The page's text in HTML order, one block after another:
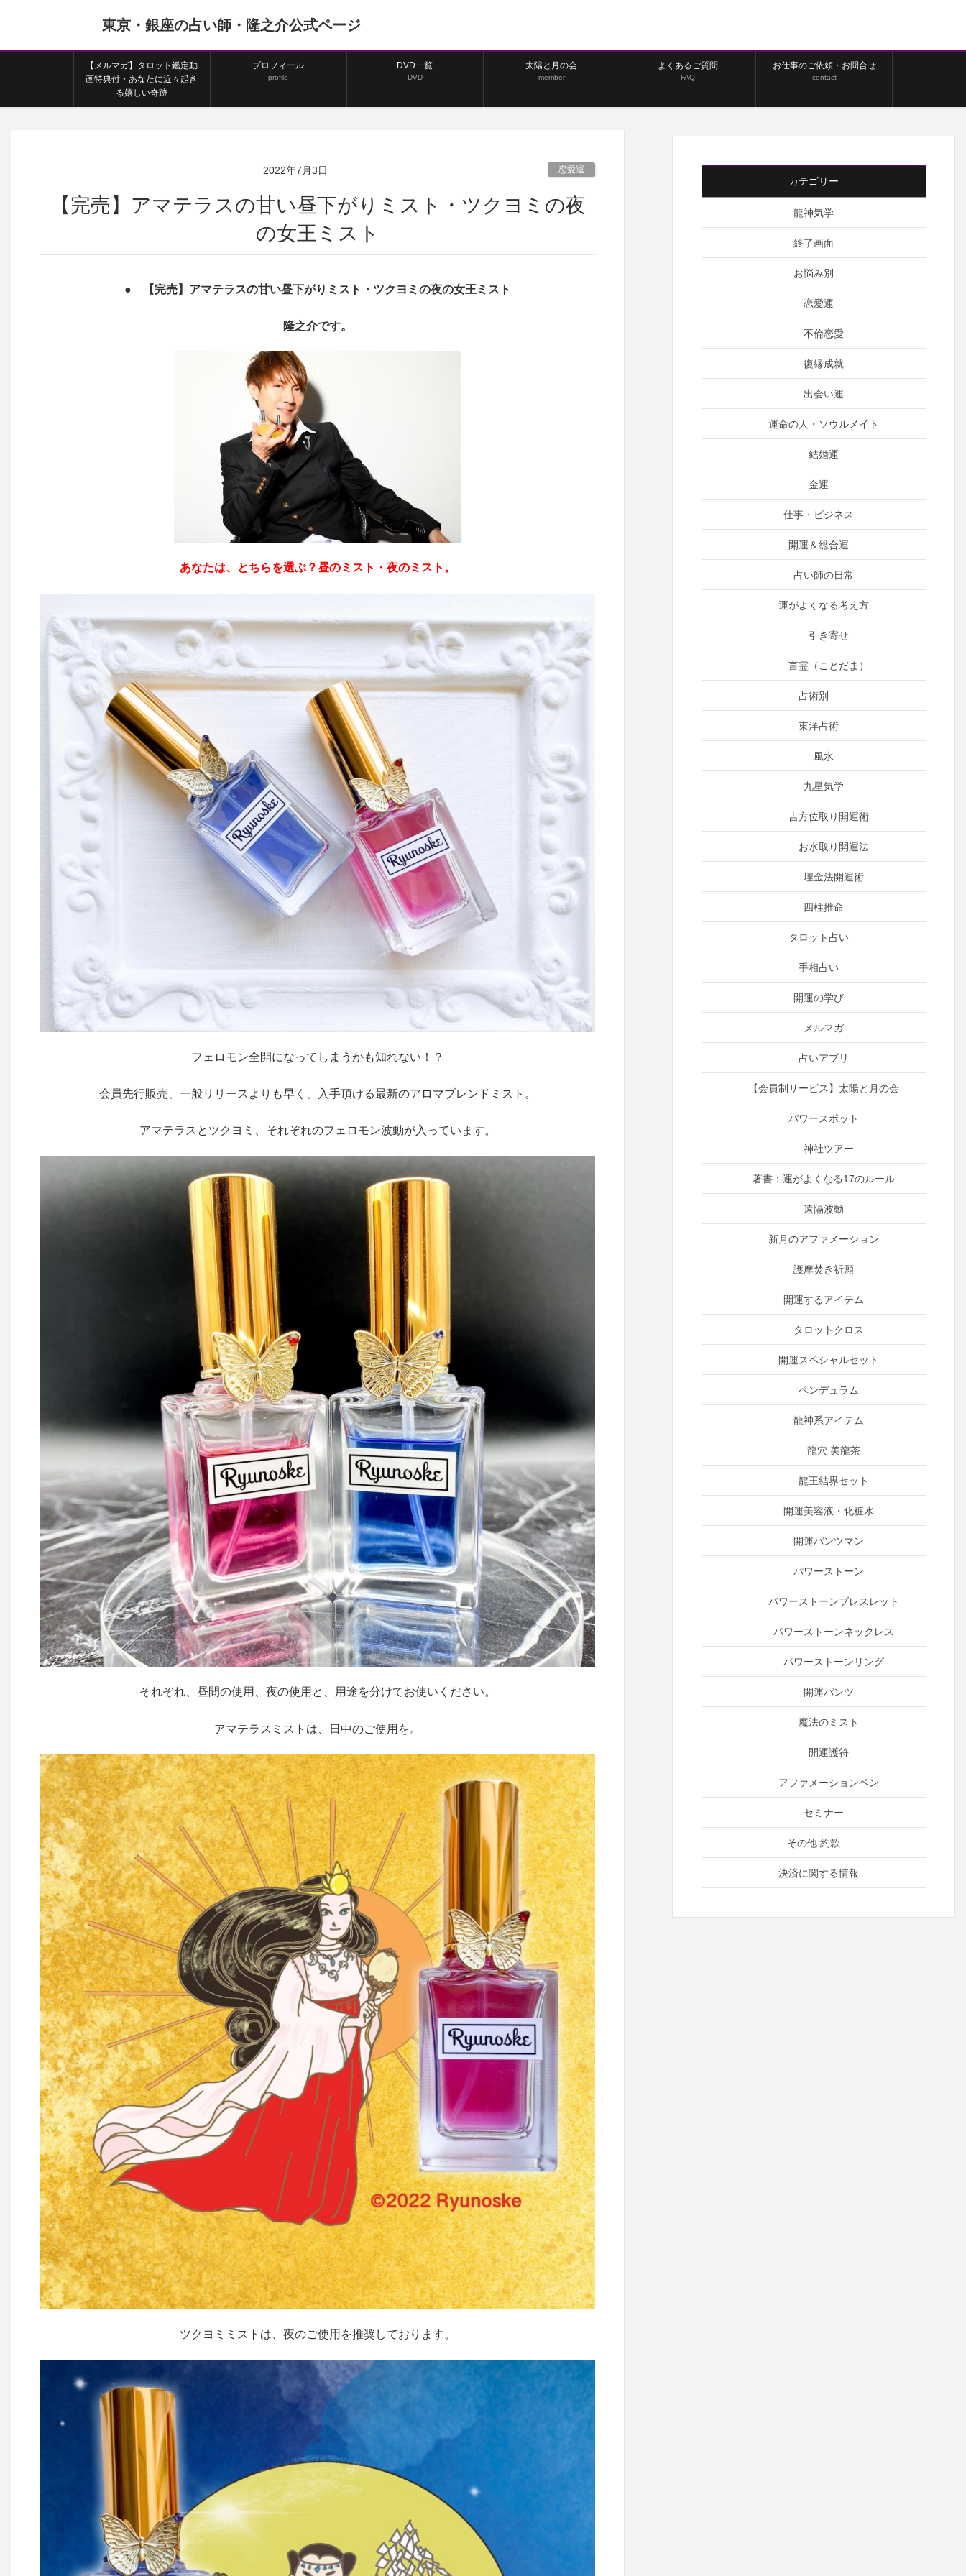
東京・銀座の占い師・隆之介公式ページ
【メルマガ】タロット鑑定動
画特典付・あなたに近々起き
る嬉しい奇跡
プロフィール
profile
DVD一覧
DVD
太陽と月の会
member
よくあるご質問
FAQ
お仕事のご依頼・お問合せ
contact
2022年7月3日 恋愛運
【完売】アマテラスの甘い昼下がりミスト・ツクヨミの夜
の女王ミスト
● 【完売】アマテラスの甘い昼下がりミスト・ツクヨミの夜の女王ミスト
隆之介です。
あなたは、とちらを選ぶ？昼のミスト・夜のミスト。
フェロモン全開になってしまうかも知れない！？
会員先行販売、一般リリースよりも早く、入手頂ける最新のアロマブレンドミスト。
アマテラスとツクヨミ、それぞれのフェロモン波動が入っています。
それぞれ、昼間の使用、夜の使用と、用途を分けてお使いください。
アマテラスミストは、日中のご使用を。
ツクヨミミストは、夜のご使用を推奨しております。
カテゴリー
龍神気学
終了画面
お悩み別
恋愛運
不倫恋愛
復縁成就
出会い運
運命の人・ソウルメイト
結婚運
金運
仕事・ビジネス
開運＆総合運
占い師の日常
運がよくなる考え方
引き寄せ
言霊（ことだま）
占術別
東洋占術
風水
九星気学
吉方位取り開運術
お水取り開運法
埋金法開運術
四柱推命
タロット占い
手相占い
開運の学び
メルマガ
占いアプリ
【会員制サービス】太陽と月の会
パワースポット
神社ツアー
著書：運がよくなる17のルール
遠隔波動
新月のアファメーション
護摩焚き祈願
開運するアイテム
タロットクロス
開運スペシャルセット
ペンデュラム
龍神系アイテム
龍穴 美龍茶
龍王結界セット
開運美容液・化粧水
開運パンツマン
パワーストーン
パワーストーンブレスレット
パワーストーンネックレス
パワーストーンリング
開運パンツ
魔法のミスト
開運護符
アファメーションペン
セミナー
その他 約款
決済に関する情報